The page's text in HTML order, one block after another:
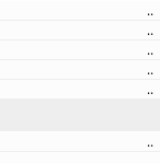
..
..
..
..
..
..